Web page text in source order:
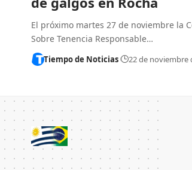
El próximo martes 27 de noviembre la
Sobre Tenencia Responsable…
Tiempo de Noticias 22 de noviembre